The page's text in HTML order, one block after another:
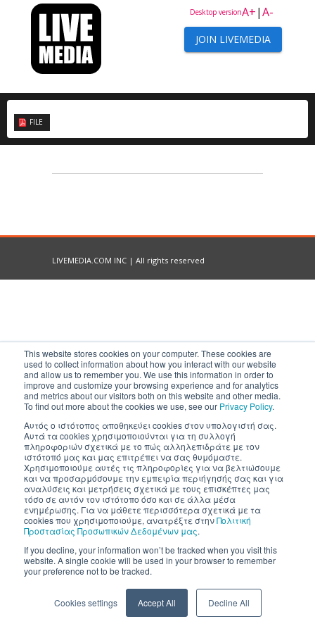
This website stores cookies on your computer. These cookies are
used to collect information about how you interact with our website
and allow us to remember you. We use this information in order to
improve and customize your browsing experience and for analytics
and metrics about our visitors both on this website and other media.
To find out more about the cookies we use, see our Privacy Policy.
Αυτός ο ιστότοπος αποθηκεύει cookies στον υπολογιστή σας.
Αυτά τα cookies χρησιμοποιούνται για τη συλλογή
πληροφοριών σχετικά με το πώς αλληλεπιδράτε με τον
ιστότοπό μας και μας επιτρέπει να σας θυμόμαστε.
Χρησιμοποιούμε αυτές τις πληροφορίες για να βελτιώσουμε
και να προσαρμόσουμε την εμπειρία περιήγησής σας και για
αναλύσεις και μετρήσεις σχετικά με τους επισκέπτες μας
τόσο σε αυτόν τον ιστότοπο όσο και σε άλλα μέσα
ενημέρωσης. Για να μάθετε περισσότερα σχετικά με τα
cookies που χρησιμοποιούμε, ανατρέξτε στηνΠολιτική
Προστασίας Προσωπικών Δεδομένων μας.
If you decline, your information won’t be tracked when you visit this
website. A single cookie will be used in your browser to remember
your preference not to be tracked.
Cookies settings Accept All Decline All
A+|A-
Desktop version
JOIN LIVEMEDIA
FILE
LIVEMEDIA.COM INC | All rights reserved